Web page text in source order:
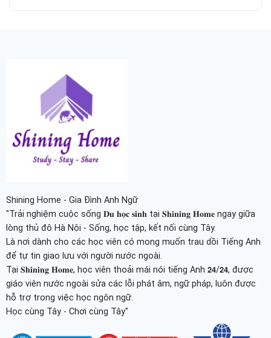
Shining Home - Gia Đình Anh Ngữ
"Trải nghiệm cuộc sống 𝐃𝐮 𝐡𝐨̣𝐜 𝐬𝐢𝐧𝐡 tại 𝐒𝐡𝐢𝐧𝐢𝐧𝐠 𝐇𝐨𝐦𝐞 ngay giữa
lòng thủ đô Hà Nội - Sống, học tập, kết nối cùng Tây.
Là nơi dành cho các học viên có mong muốn trau dồi Tiếng Anh
để tự tin giao lưu với người nước ngoài.
Tại 𝐒𝐡𝐢𝐧𝐢𝐧𝐠 𝐇𝐨𝐦𝐞, học viên thoải mái nói tiếng Anh 𝟮𝟰/𝟮𝟰, được
giáo viên nước ngoài sửa các lỗi phát âm, ngữ pháp, luôn được
hỗ trợ trong việc học ngôn ngữ.
Học cùng Tây - Chơi cùng Tây"